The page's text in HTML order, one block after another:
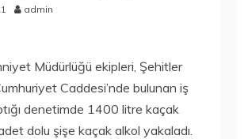
admin
Müdürlüğü ekipleri, Şehitler
Caddesi’nde bulunan iş
denetimde 1400 litre kaçak
dolu şişe kaçak alkol yakaladı.